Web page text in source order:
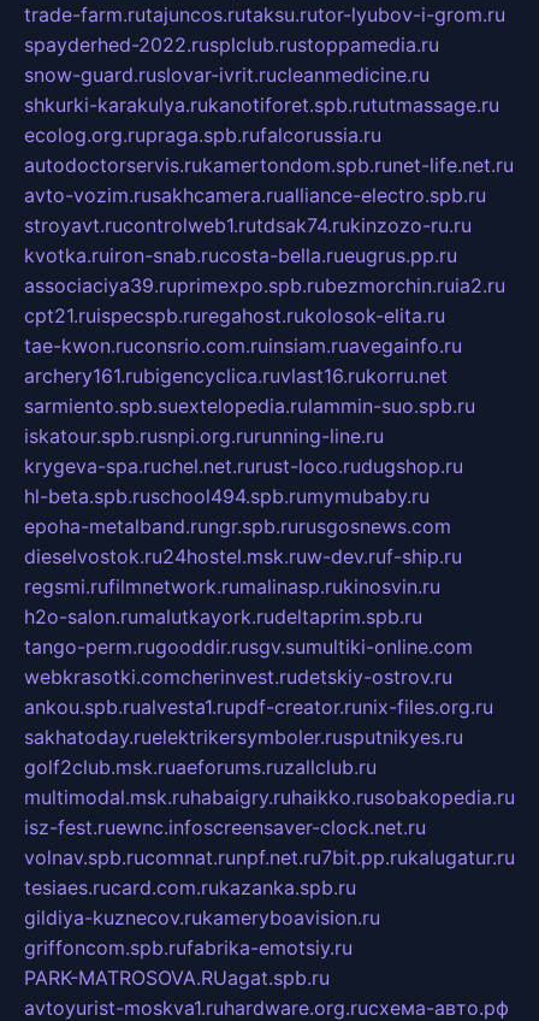
trade-farm.rutajuncos.rutaksu.rutor-lyubov-i-grom.ru
spayderhed-2022.rusplclub.rustoppamedia.ru
snow-guard.ruslovar-ivrit.rucleanmedicine.ru
shkurki-karakulya.rukanotiforet.spb.rututmassage.ru
ecolog.org.rupraga.spb.rufalcorussia.ru
autodoctorservis.rukamertondom.spb.runet-life.net.ru
avto-vozim.rusakhcamera.rualliance-electro.spb.ru
stroyavt.rucontrolweb1.rutdsak74.rukinzozo-ru.ru
kvotka.ruiron-snab.rucosta-bella.rueugrus.pp.ru
associaciya39.ruprimexpo.spb.rubezmorchin.ruia2.ru
cpt21.ruispecspb.ruregahost.rukolosok-elita.ru
tae-kwon.ruconsrio.com.ruinsiam.ruavegainfo.ru
archery161.rubigencyclica.ruvlast16.rukorru.net
sarmiento.spb.suextelopedia.rulammin-suo.spb.ru
iskatour.spb.rusnpi.org.rurunning-line.ru
krygeva-spa.ruchel.net.rurust-loco.rudugshop.ru
hl-beta.spb.ruschool494.spb.rumymubaby.ru
epoha-metalband.rungr.spb.rurusgosnews.com
dieselvostok.ru24hostel.msk.ruw-dev.ruf-ship.ru
regsmi.rufilmnetwork.rumalinasp.rukinosvin.ru
h2o-salon.rumalutkayork.rudeltaprim.spb.ru
tango-perm.rugooddir.rusgv.sumultiki-online.com
webkrasotki.comcherinvest.rudetskiy-ostrov.ru
ankou.spb.rualvesta1.rupdf-creator.runix-files.org.ru
sakhatoday.ruelektrikersymboler.rusputnikyes.ru
golf2club.msk.ruaeforums.ruzallclub.ru
multimodal.msk.ruhabaigry.ruhaikko.rusobakopedia.ru
isz-fest.ruewnc.infoscreensaver-clock.net.ru
volnav.spb.rucomnat.runpf.net.ru7bit.pp.rukalugatur.ru
tesiaes.rucard.com.rukazanka.spb.ru
gildiya-kuznecov.rukameryboavision.ru
griffoncom.spb.rufabrika-emotsiy.ru
PARK-MATROSOVA.RUagat.spb.ru
avtoyurist-moskva1.ruhardware.org.ruсхема-авто.рф